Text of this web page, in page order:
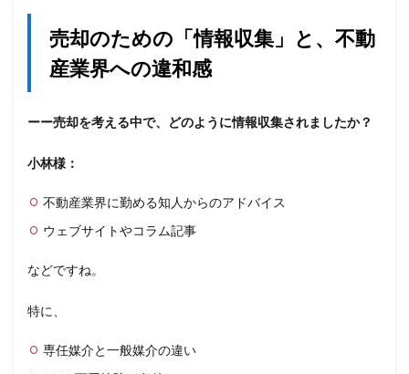
売却のための「情報収集」と、不動
産業界への違和感
ーー売却を考える中で、どのように情報収集されましたか？
小林様：
不動産業界に勤める知人からのアドバイス
ウェブサイトやコラム記事
などですね。
特に、
専任媒介と一般媒介の違い